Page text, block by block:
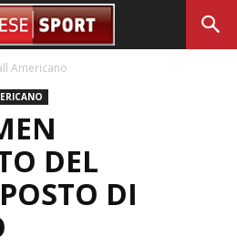
Americano
DEL
DI